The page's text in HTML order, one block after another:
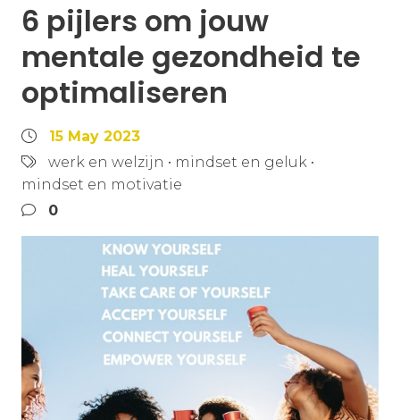
6 pijlers om jouw
mentale gezondheid te
optimaliseren
15 May 2023
werk en welzijn • mindset en geluk •
mindset en motivatie
0